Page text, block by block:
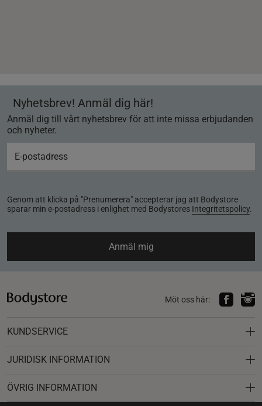
Nyhetsbrev! Anmäl dig här!
Anmäl dig till vårt nyhetsbrev för att inte missa erbjudanden
och nyheter.
Genom att klicka på "Prenumerera" accepterar jag att Bodystore
sparar min e-postadress i enlighet med Bodystores Integritetspolicy.
Anmäl mig
Möt oss här:
KUNDSERVICE
JURIDISK INFORMATION
ÖVRIG INFORMATION